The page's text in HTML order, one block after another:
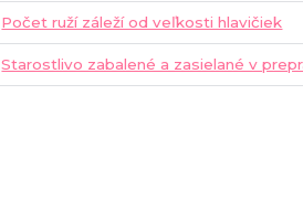
Počet ruží záleží od veľkosti hlavičiek
Starostlivo zabalené a zasielané v